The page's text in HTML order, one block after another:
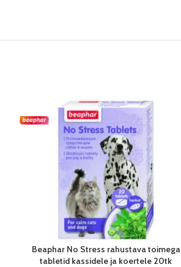
Beaphar No Stress rahustava toimega
tabletid kassidele ja koertele 20tk